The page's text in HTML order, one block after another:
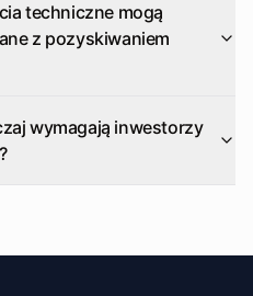
techniczne mogą
z pozyskiwaniem
wymagają inwestorzy